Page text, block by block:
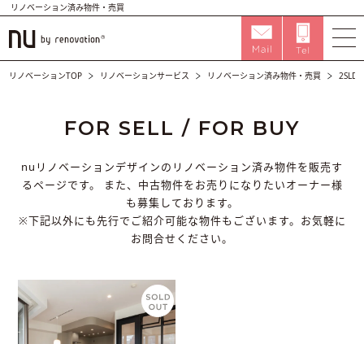
リノベーション済み物件・売買
リノベーションTOP リノベーションサービス リノベーション済み物件・売買 2SLDK
FOR SELL / FOR BUY
nuリノベーションデザインのリノベーション済み物件を販売す
るページです。
また、中古物件をお売りになりたいオーナー様
も募集しております。
※下記以外にも先行でご紹介可能な物件もございます。お気軽に
お問合せください。